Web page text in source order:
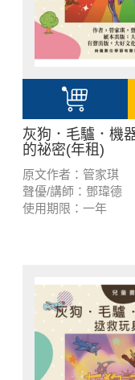
灰狗．毛驢．機
的祕密(年租)
原文作者：管家琪
聲優/講師：鄧瑋德
使用期限：一年